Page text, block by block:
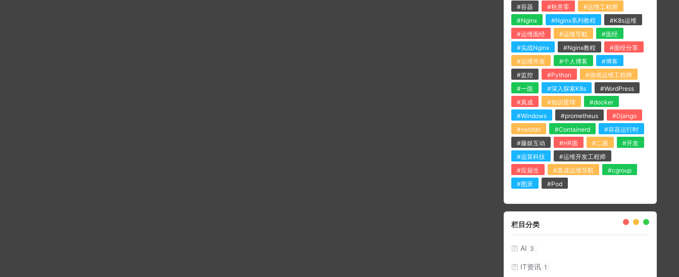
#容器
#秋意零
#运维工程师
#Nginx
#Nginx系列教程
#K8s运维
#运维面经
#运维导航
#面经
#实战Nginx
#Nginx教程
#面经分享
#运维开发
#个人博客
#博客
#监控
#Python
#游戏运维工程师
#一面
#深入探索K8s
#WordPress
#真成
#知识星球
#docker
#Windows
#prometheus
#Django
#netstat
#Containerd
#容器运行时
#藤娱互动
#HR面 #二面
#开发
#远算科技
#运维开发工程师
#应届生
#真成运维导航
#cgroup
#图床
#Pod
栏目分类
AI 3
IT资讯 1